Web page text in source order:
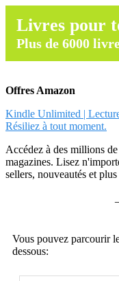
Livres pour
Plus de 6000
Offres Amazon
Kindle Unlimited |
Résiliez à tout moment.
Accédez à des millions
magazines. Lisez
sellers, nouveautés et
Vous pouvez parcourir
dessous: